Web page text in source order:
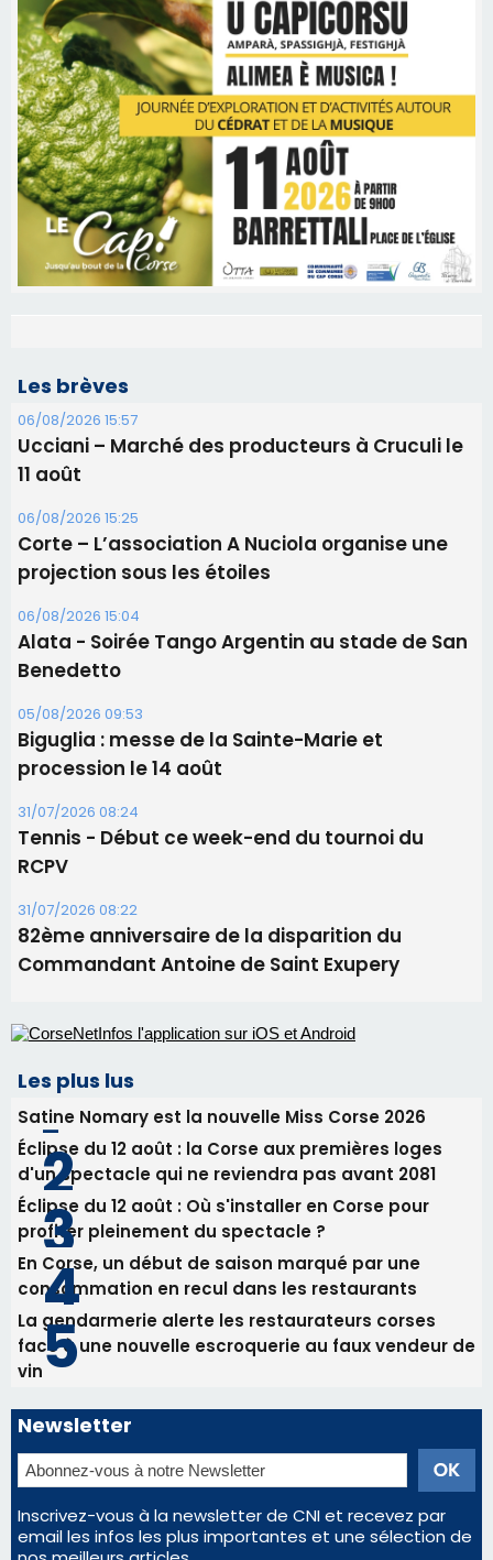
Les brèves
06/08/2026 15:57
Ucciani – Marché des producteurs à Cruculi le
11 août
06/08/2026 15:25
Corte – L’association A Nuciola organise une
projection sous les étoiles
06/08/2026 15:04
Alata - Soirée Tango Argentin au stade de San
Benedetto
05/08/2026 09:53
procession le 14 août
31/07/2026 08:24
Tennis - Début ce week-end du tournoi du
RCPV
31/07/2026 08:22
82ème anniversaire de la disparition du
Commandant Antoine de Saint Exupery
Les plus lus
Satine Nomary est la nouvelle Miss Corse 2026
Éclipse du 12 août : la Corse aux premières loges
d'un spectacle qui ne reviendra pas avant 2081
Éclipse du 12 août : Où s'installer en Corse pour
profiter pleinement du spectacle ?
En Corse, un début de saison marqué par une
consommation en recul dans les restaurants